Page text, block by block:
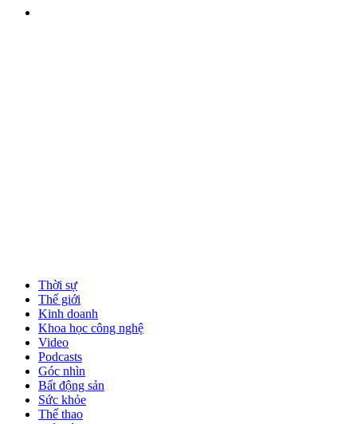
Thời sự
Thế giới
Kinh doanh
Khoa học công nghệ
Video
Podcasts
Góc nhìn
Bất động sản
Sức khỏe
Thể thao